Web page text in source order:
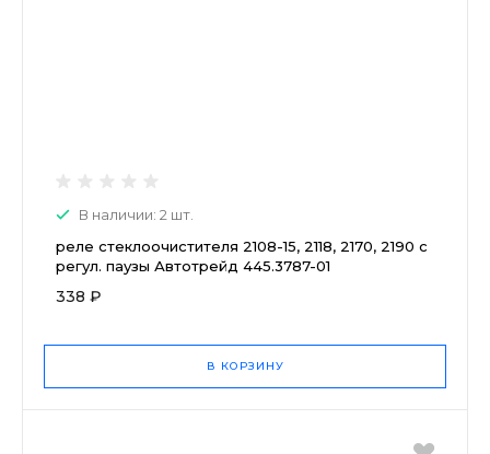
В наличии: 2 шт.
реле стеклоочистителя 2108-15, 2118, 2170, 2190 с
регул. паузы Автотрейд 445.3787-01
338 ₽
В КОРЗИНУ